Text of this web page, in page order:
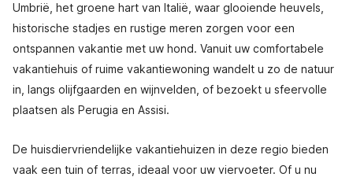
Umbrië, het groene hart van Italië, waar glooiende heuvels,
historische stadjes en rustige meren zorgen voor een
ontspannen vakantie met uw hond. Vanuit uw comfortabele
vakantiehuis of ruime vakantiewoning wandelt u zo de natuur
in, langs olijfgaarden en wijnvelden, of bezoekt u sfeervolle
plaatsen als Perugia en Assisi.
De huisdiervriendelijke vakantiehuizen in deze regio bieden
vaak een tuin of terras, ideaal voor uw viervoeter. Of u nu